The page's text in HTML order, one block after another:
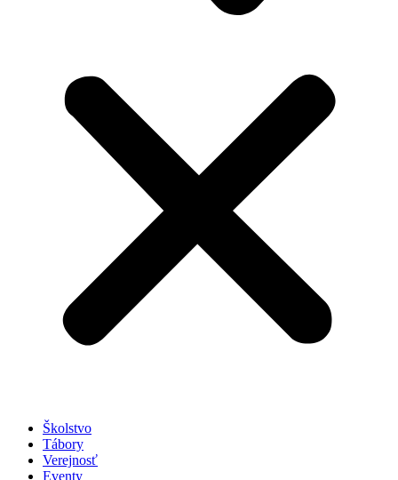
Školstvo
Tábory
Verejnosť
Eventy